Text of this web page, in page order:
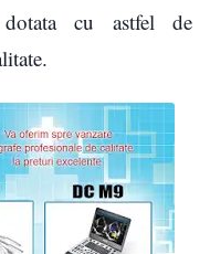
cu astfel de